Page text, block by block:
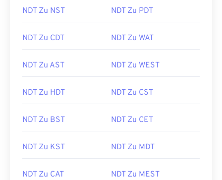
NDT Zu NST NDT Zu PDT
NDT Zu CDT NDT Zu WAT
NDT Zu AST NDT Zu WEST
NDT Zu HDT NDT Zu CST
NDT Zu BST NDT Zu CET
NDT Zu KST NDT Zu MDT
NDT Zu CAT NDT Zu MEST